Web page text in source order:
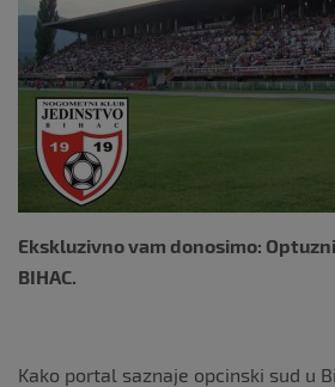
Ekskluzivno vam donosimo:
BIHAC.
Kako portal saznaje opcinski sud u